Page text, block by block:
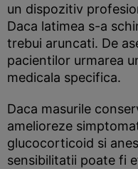
un dispozitiv
Daca latimea s-a
trebui aruncati. De
pacientilor urmarea
medicala specifica.
Daca masurile
amelioreze
glucocorticoid si
sensibilitatii poate fi